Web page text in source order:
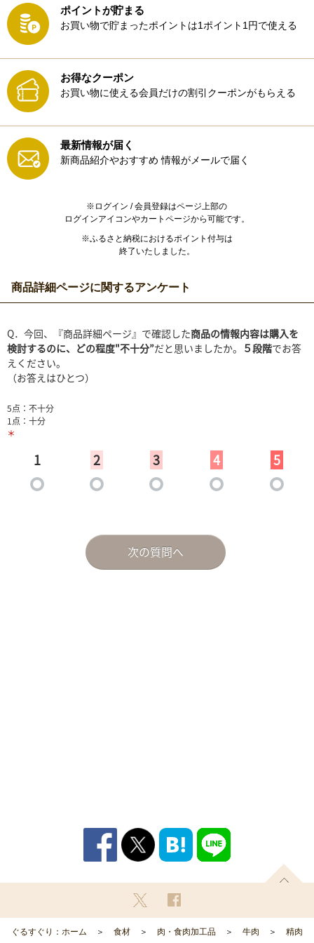
ポイントが貯まる
お買い物で貯まったポイントは1ポイント1円で使える
お得なクーポン
お買い物に使える会員だけの割引クーポンがもらえる
最新情報が届く
新商品紹介やおすすめ 情報がメールで届く
※ログイン / 会員登録はページ上部の
ログインアイコンやカートページから可能です。
※ふるさと納税におけるポイント付与は
終了いたしました。
商品詳細ページに関するアンケート
ぐるすぐり：ホーム 食材 肉・食肉加工品 牛肉 精肉